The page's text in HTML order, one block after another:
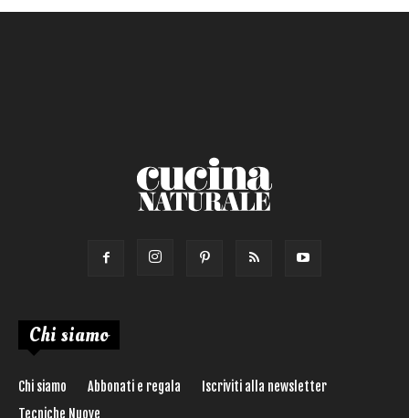
Chi siamo
Chi siamo Abbonati e regala
Iscriviti alla newsletter
Tecniche Nuove